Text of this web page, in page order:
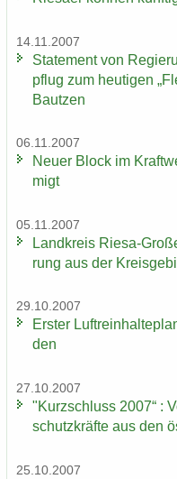
14.11.2007
State­ment von
pflug zum heu­ti­gen
Baut­zen
06.11.2007
Neuer Block im
migt
05.11.2007
Land­kreis Riesa-​
rung aus der
29.10.2007
Ers­ter
den
27.10.2007
"Kurz­schluss 2007“ :
schutz­kräf­te aus den
25.10.2007